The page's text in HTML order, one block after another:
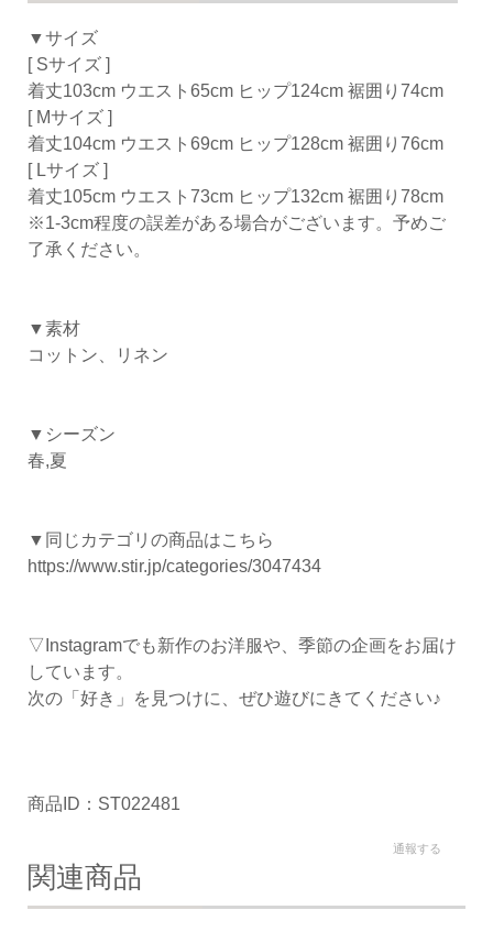
▼サイズ
[ Sサイズ ]
着丈103cm ウエスト65cm ヒップ124cm 裾囲り74cm
[ Mサイズ ]
着丈104cm ウエスト69cm ヒップ128cm 裾囲り76cm
[ Lサイズ ]
着丈105cm ウエスト73cm ヒップ132cm 裾囲り78cm
※1-3cm程度の誤差がある場合がございます。予めご
了承ください。
▼素材
コットン、リネン
▼シーズン
春,夏
▼同じカテゴリの商品はこちら
https://www.stir.jp/categories/3047434
▽Instagramでも新作のお洋服や、季節の企画をお届け
しています。
次の「好き」を見つけに、ぜひ遊びにきてください♪
商品ID：ST022481
通報する
関連商品